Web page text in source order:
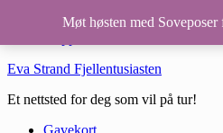
Hopp til hovedinnhold
Eva Strand Fjellentusiasten
Et nettsted for deg som vil på tur!
Gavekort
Møt høsten med Soveposer